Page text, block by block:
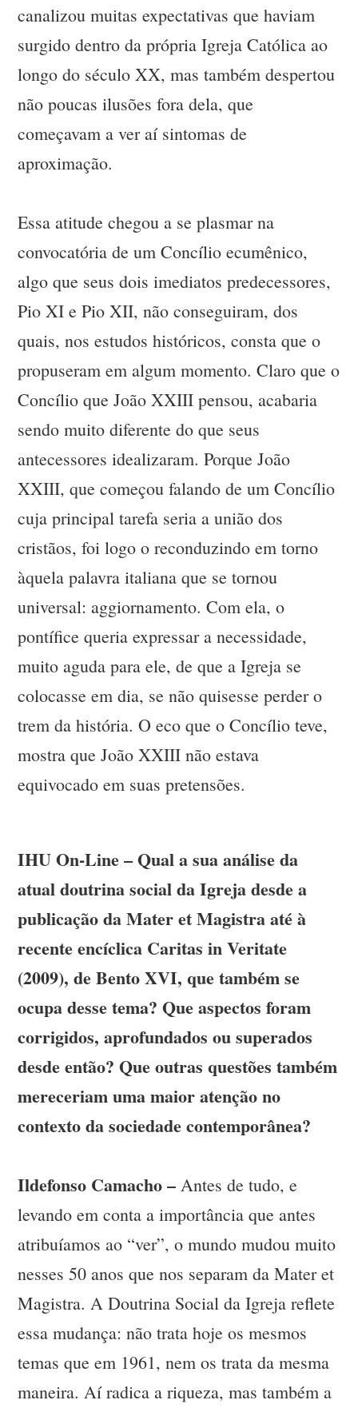
canalizou muitas expectativas que haviam
surgido dentro da própria Igreja Católica ao
longo do século XX, mas também despertou
não poucas ilusões fora dela, que
começavam a ver aí sintomas de
aproximação.
Essa atitude chegou a se plasmar na
convocatória de um Concílio ecumênico,
algo que seus dois imediatos predecessores,
Pio XI e Pio XII, não conseguiram, dos
quais, nos estudos históricos, consta que o
propuseram em algum momento. Claro que o
Concílio que João XXIII pensou, acabaria
sendo muito diferente do que seus
antecessores idealizaram. Porque João
XXIII, que começou falando de um Concílio
cuja principal tarefa seria a união dos
cristãos, foi logo o reconduzindo em torno
àquela palavra italiana que se tornou
universal: aggiornamento. Com ela, o
pontífice queria expressar a necessidade,
muito aguda para ele, de que a Igreja se
colocasse em dia, se não quisesse perder o
trem da história. O eco que o Concílio teve,
mostra que João XXIII não estava
equivocado em suas pretensões.
IHU On-Line – Qual a sua análise da
atual doutrina social da Igreja desde a
publicação da Mater et Magistra até à
recente encíclica Caritas in Veritate
(2009), de Bento XVI, que também se
ocupa desse tema? Que aspectos foram
corrigidos, aprofundados ou superados
desde então? Que outras questões também
mereceriam uma maior atenção no
contexto da sociedade contemporânea?
Ildefonso Camacho – Antes de tudo, e
levando em conta a importância que antes
atribuíamos ao “ver”, o mundo mudou muito
nesses 50 anos que nos separam da Mater et
Magistra. A Doutrina Social da Igreja reflete
essa mudança: não trata hoje os mesmos
temas que em 1961, nem os trata da mesma
maneira. Aí radica a riqueza, mas também a